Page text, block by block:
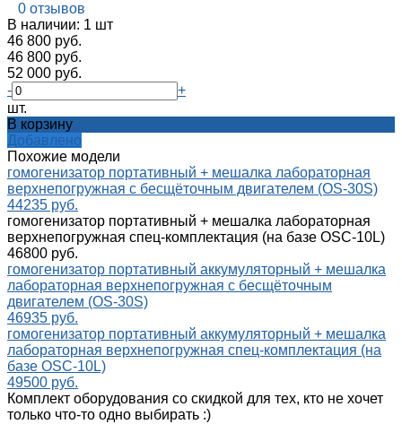
0 отзывов
В наличии: 1 шт
46 800 руб.
46 800 руб.
52 000 руб.
-
+
шт.
В корзину
Добавлено
Похожие модели
гомогенизатор портативный + мешалка лабораторная
верхнепогружная с бесщёточным двигателем (OS-30S)
44235 руб.
гомогенизатор портативный + мешалка лабораторная
верхнепогружная спец-комплектация (на базе OSC-10L)
46800 руб.
гомогенизатор портативный аккумуляторный + мешалка
лабораторная верхнепогружная с бесщёточным
двигателем (OS-30S)
46935 руб.
гомогенизатор портативный аккумуляторный + мешалка
лабораторная верхнепогружная спец-комплектация (на
базе OSC-10L)
49500 руб.
Комплект оборудования со скидкой для тех, кто не хочет
только что-то одно выбирать :)